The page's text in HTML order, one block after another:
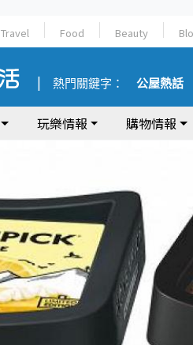
Travel Food Beauty
熱門關鍵字： 公屋熱話
玩樂情報 購物情報